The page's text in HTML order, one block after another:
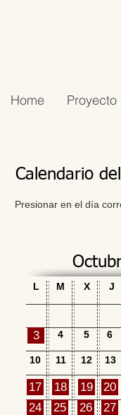
Home Proyecto
Calendario
Presionar en el día
J
X
M
L
5
3 4 6
10 11 12 13
17
18 19 20
24
25 26 27